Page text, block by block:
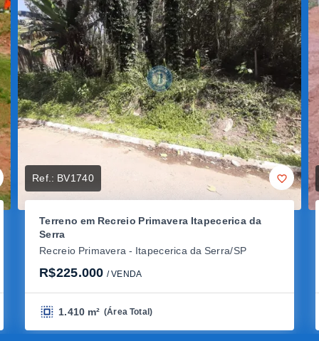
Ref.: BV1740
Terreno em Recreio Primavera Itapecerica da
Serra
Recreio Primavera - Itapecerica da Serra/SP
R$225.000 / VENDA
1.410 m² (Área Total)